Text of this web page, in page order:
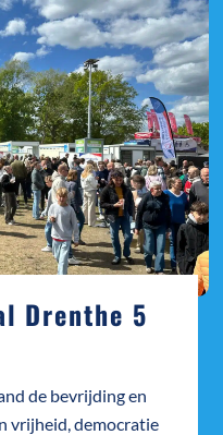
Drenthe 5
de bevrijding en
vrijheid, democratie